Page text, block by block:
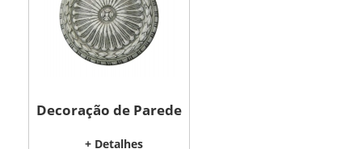
Decoração de Parede
+ Detalhes